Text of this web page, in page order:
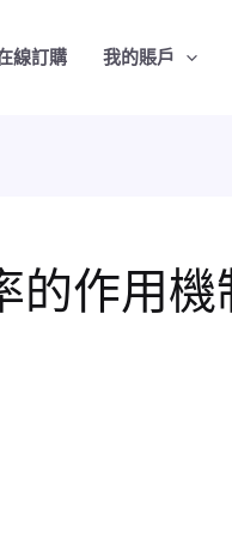
線訂購 我的賬戶
的作用機